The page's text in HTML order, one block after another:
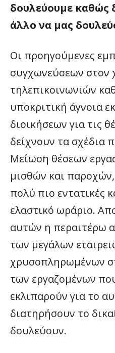
δουλεύουμε καθώς
άλλο να μας
Οι προηγούμενες
συγχωνεύσεων στον
τηλεπικοινωνιών
υποκριτική άγνοια
διοικήσεων για τις
δείχνουν τα σχέδια
Μείωση θέσεων
μισθών και
πολύ πιο εντατικές
ελαστικό ωράριο.
αυτών η περαιτέρω
των μεγάλων
χρυσοπληρωμένων
των εργαζομένων
εκλιπαρούν για το
διατηρήσουν το
δουλεύουν.